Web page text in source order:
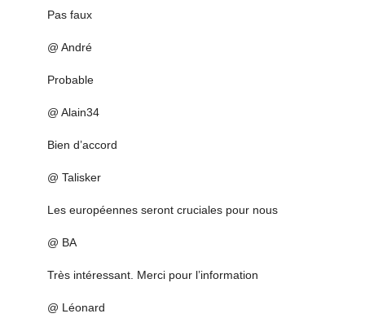
Pas faux
@ André
Probable
@ Alain34
Bien d’accord
@ Talisker
Les européennes seront cruciales pour nous
@ BA
Très intéressant. Merci pour l’information
@ Léonard